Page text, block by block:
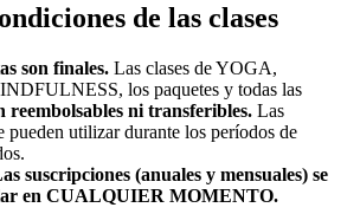
de las clases
son finales. Las clases de YOGA,
los paquetes y todas las
reembolsables ni transferibles. Las
pueden utilizar durante los períodos de
suscripciones (anuales y mensuales) se
en CUALQUIER MOMENTO.